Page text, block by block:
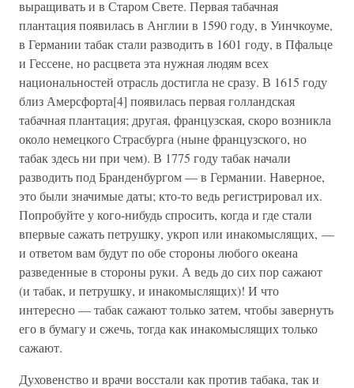
выращивать и в Старом Свете. Первая табачная
плантация появилась в Англии в 1590 году, в Уинчкоуме,
в Германии табак стали разводить в 1601 году, в Пфальце
и Гессене, но расцвета эта нужная людям всех
национальностей отрасль достигла не сразу. В 1615 году
близ Амерсфорта[4] появилась первая голландская
табачная плантация; другая, французская, скоро возникла
около немецкого Страсбурга (ныне французского, но
табак здесь ни при чем). В 1775 году табак начали
разводить под Бранденбургом — в Германии. Наверное,
это были значимые даты; кто-то ведь регистрировал их.
Попробуйте у кого-нибудь спросить, когда и где стали
впервые сажать петрушку, укроп или инакомыслящих, —
и ответом вам будут по обе стороны любого океана
разведенные в стороны руки. А ведь до сих пор сажают
(и табак, и петрушку, и инакомыслящих)! И что
интересно — табак сажают только затем, чтобы завернуть
его в бумагу и сжечь, тогда как инакомыслящих только
сажают.
Духовенство и врачи восстали как против табака, так и